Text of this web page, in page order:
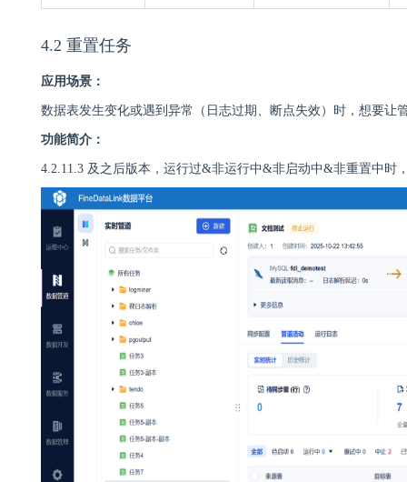
4.2 重置任务
应用场景：
数据表发生变化或遇到异常（日志过期、断点失效）时，想要让
功能简介：
4.2.11.3 及之后版本，运行过&非运行中&非启动中&非重置中时